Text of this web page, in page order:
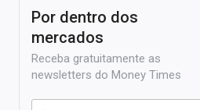
Por dentro dos
mercados
Receba gratuitamente as
newsletters do Money Times